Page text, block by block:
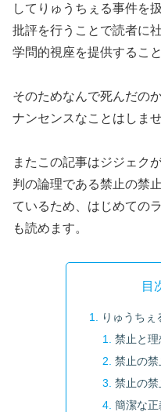
してりゅうちぇる事件を
批評を行うことで読者に
学問的視座を提供するこ
そのためなんで死んだの
ナンセンスなことはしませ
またこの記事はジジェク
判の論理である禁止の禁
ているため、はじめての
も読めます。
目
りゅうちぇ
禁止と
禁止の禁
禁止の
簡潔な